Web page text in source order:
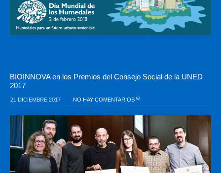
BIOINNOVA en los Premios del Consejo Social de la UNED
2017
21 DICIEMBRE 2017 NO HAY COMENTARIOS